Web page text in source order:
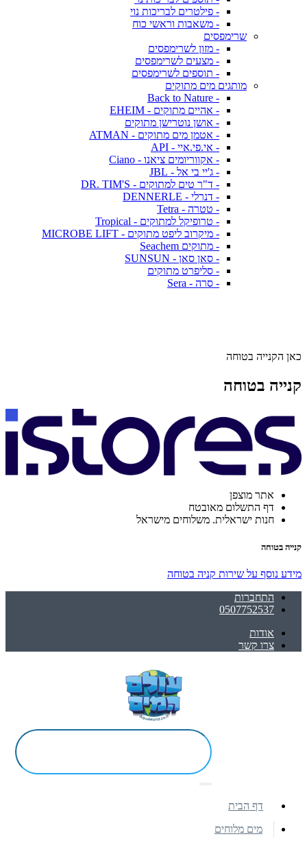
- פילטרים לבריכות נוי
- משאבות וראשי כוח
שרימפסים
- מזון לשרימפסים
- מצעים לשרימפסים
- תוספים לשרימפסים
מותגים מים מתוקים
- Back to Nature
- אהיים מתוקים - EHEIM
- אושן נוטרישן מתוקים
- אטמן מים מתוקים - ATMAN
- אי.פי.איי - API
- אקווריומים ציאנו - Ciano
- ג'יי בי אל - JBL
- ד"ר טים למתוקים - DR. TIM'S
- דנרלי - DENNERLE
- טטרה - Tetra
- טרופיקל למתוקים - Tropical
- מיקרוב ליפט מתוקים - MICROBE LIFT
- מתוקים Seachem
- סאן סאן - SUNSUN
- סליפרט מתוקים
- סרה - Sera
כאן הקנייה בטוחה
קנייה בטוחה
אתר מוצפן
דף התשלום מאובטח
חנות ישראלית. משלוחים מישראל
קנייה בטוחה
מידע נוסף על שירות קניה בטוחה
התחברות
0507752537
אודות
צרו קשר
דף הבית
מים מלוחים